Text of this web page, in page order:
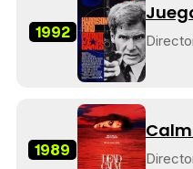
1992
1989